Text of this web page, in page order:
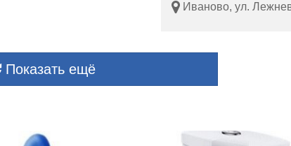
Иваново, ул.
Показать ещё